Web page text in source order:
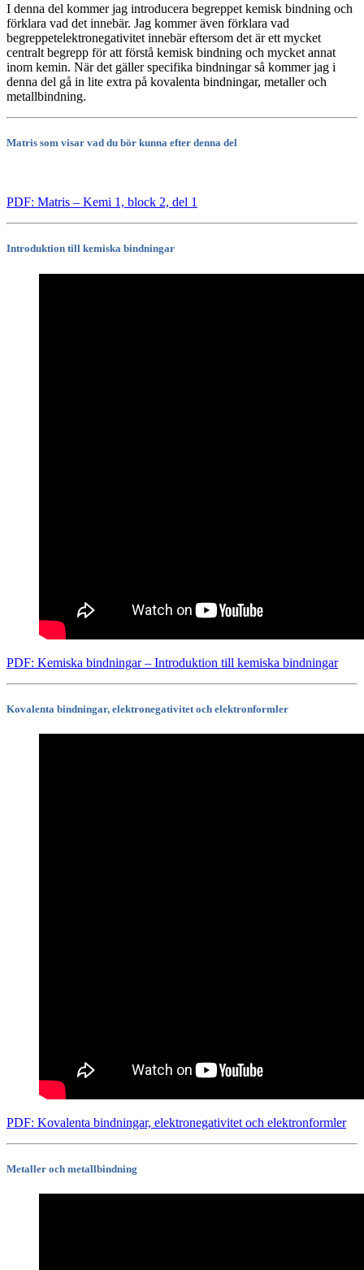
I denna del kommer jag introducera begreppet kemisk bindning och
förklara vad det innebär. Jag kommer även förklara vad
begreppetelektronegativitet innebär eftersom det är ett mycket
centralt begrepp för att förstå kemisk bindning och mycket annat
inom kemin. När det gäller specifika bindningar så kommer jag i
denna del gå in lite extra på kovalenta bindningar, metaller och
metallbindning.
Matris som visar vad du bör kunna efter denna del
PDF: Matris – Kemi 1, block 2, del 1
Introduktion till kemiska bindningar
PDF: Kemiska bindningar – Introduktion till kemiska bindningar
Kovalenta bindningar, elektronegativitet och elektronformler
PDF: Kovalenta bindningar, elektronegativitet och elektronformler
Metaller och metallbindning